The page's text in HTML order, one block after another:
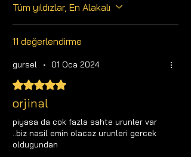
Tüm yıldızlar, En Alakalı
11 değerlendirme
gursel • 01 Oca 2024
5 üzerinden 5 yıldız
orjinal
piyasa da cok fazla sahte urunler var
..biz nasil emin olacaz urunleri gercek
oldugundan